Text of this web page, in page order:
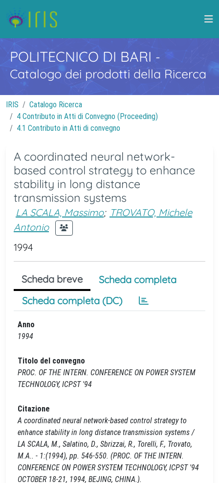
POLITECNICO DI BARI -
Catalogo dei prodotti della Ricerca
IRIS
Catalogo Ricerca
4 Contributo in Atti di Convegno (Proceeding)
4.1 Contributo in Atti di convegno
A coordinated neural network-
based control strategy to enhance
stability in long distance
transmission systems
LA SCALA, Massimo; TROVATO, Michele
Antonio
1994
Scheda breve
Scheda completa
Scheda completa (DC)
Anno
1994
Titolo del convegno
PROC. OF THE INTERN. CONFERENCE ON POWER SYSTEM
TECHNOLOGY, ICPST '94
Citazione
A coordinated neural network-based control strategy to
enhance stability in long distance transmission systems /
LA SCALA, M., Salatino, D., Sbrizzai, R., Torelli, F., Trovato,
M.A.. - 1:(1994), pp. 546-550. (PROC. OF THE INTERN.
CONFERENCE ON POWER SYSTEM TECHNOLOGY, ICPST '94
OCTOBER 18-21, 1994, BEJING, CHINA.).